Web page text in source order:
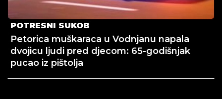
POTRESNI SUKOB
Petorica muškaraca u Vodnjanu napala
dvojicu ljudi pred djecom: 65-godišnjak
pucao iz pištolja